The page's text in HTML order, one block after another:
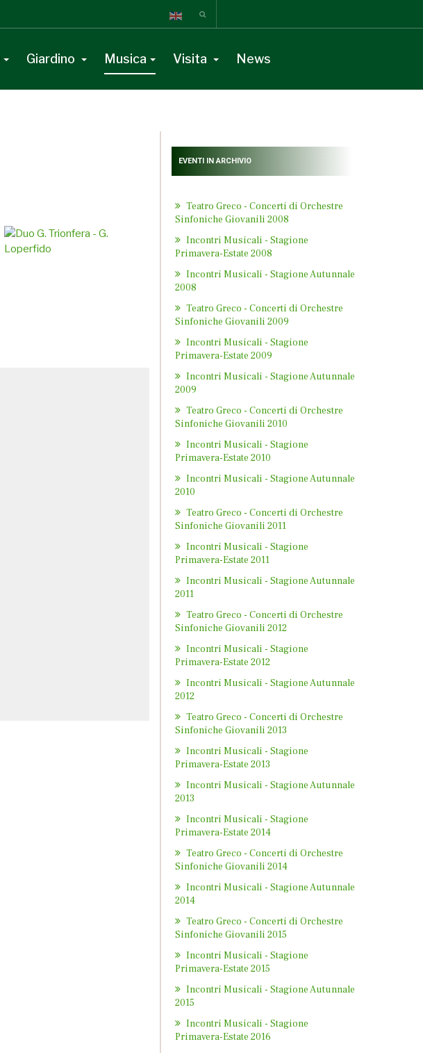
Giardino Musica Visita News
EVENTI IN ARCHIVIO
Teatro Greco - Concerti di Orchestre
Sinfoniche Giovanili 2008
Incontri Musicali - Stagione
Primavera-Estate 2008
Incontri Musicali - Stagione Autunnale
2008
Teatro Greco - Concerti di Orchestre
Sinfoniche Giovanili 2009
Incontri Musicali - Stagione
Primavera-Estate 2009
Incontri Musicali - Stagione Autunnale
2009
Teatro Greco - Concerti di Orchestre
Sinfoniche Giovanili 2010
Incontri Musicali - Stagione
Primavera-Estate 2010
Incontri Musicali - Stagione Autunnale
2010
Teatro Greco - Concerti di Orchestre
Sinfoniche Giovanili 2011
Incontri Musicali - Stagione
Primavera-Estate 2011
Incontri Musicali - Stagione Autunnale
2011
Teatro Greco - Concerti di Orchestre
Sinfoniche Giovanili 2012
Incontri Musicali - Stagione
Primavera-Estate 2012
Incontri Musicali - Stagione Autunnale
2012
Teatro Greco - Concerti di Orchestre
Sinfoniche Giovanili 2013
Incontri Musicali - Stagione
Primavera-Estate 2013
Incontri Musicali - Stagione Autunnale
2013
Incontri Musicali - Stagione
Primavera-Estate 2014
Teatro Greco - Concerti di Orchestre
Sinfoniche Giovanili 2014
Incontri Musicali - Stagione Autunnale
2014
Teatro Greco - Concerti di Orchestre
Sinfoniche Giovanili 2015
Incontri Musicali - Stagione
Primavera-Estate 2015
Incontri Musicali - Stagione Autunnale
2015
Incontri Musicali - Stagione
Primavera-Estate 2016